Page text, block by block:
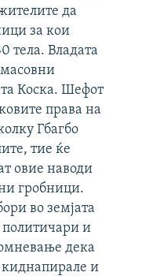
да
за кои
тела. Владата
масовни
Коска. Шефот
права на
Гбагбо
тие ќе
овие наводи
гробници.
во земјата
и
дека
киднапирале и